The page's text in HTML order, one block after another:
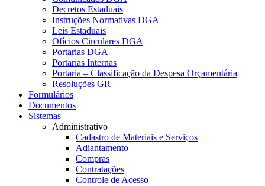
Decretos Estaduais
Instruções Normativas DGA
Leis Estaduais
Ofícios Circulares DGA
Portarias DGA
Portarias Internas
Portaria – Classificação da Despesa Orçamentária
Resoluções GR
Formulários
Documentos
Sistemas
Administrativo
Cadastro de Materiais e Serviços
Adiantamento
Compras
Contratações
Controle de Acesso